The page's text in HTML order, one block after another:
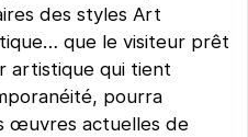
des styles Art
que le visiteur prêt
artistique qui tient
pourra
œuvres actuelles de